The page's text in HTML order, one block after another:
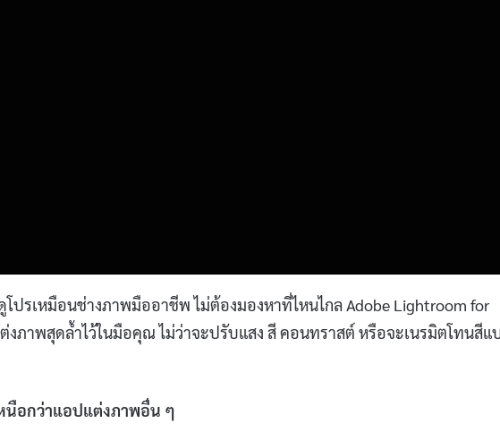
โปรเหมือนช่างภาพมืออาชีพ ไม่ต้องมองหาที่ไหนไกล Adobe Lightroom for
ภาพสุดล้ำไว้ในมือคุณ ไม่ว่าจะปรับแสง สี คอนทราสต์ หรือจะเนรมิตโทนสีแ
นือกว่าแอปแต่งภาพอื่น ๆ